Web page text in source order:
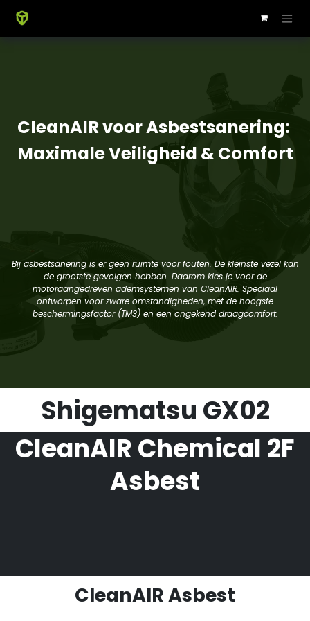
CleanAIR voor Asbestsanering:
Maximale Veiligheid & Comfort​
Bij asbestsanering is er geen ruimte voor fouten. De kleinste vezel kan
de grootste gevolgen hebben. Daarom kies je voor de
motoraangedreven ademsystemen van CleanAIR. Speciaal
ontworpen voor zware omstandigheden, met de hoogste
beschermingsfactor (TM3) en een ongekend draagcomfort.
Shigematsu GX02
CleanAIR Chemical 2F
Asbest
CleanAIR Asbest